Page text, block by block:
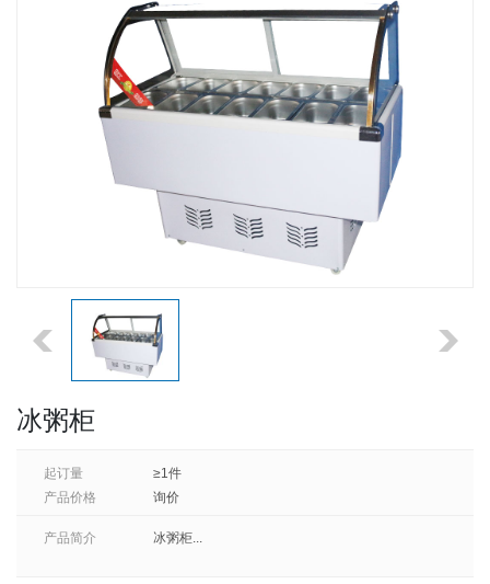
冰粥柜
起订量
≥1件
产品价格
询价
产品简介 冰粥柜...